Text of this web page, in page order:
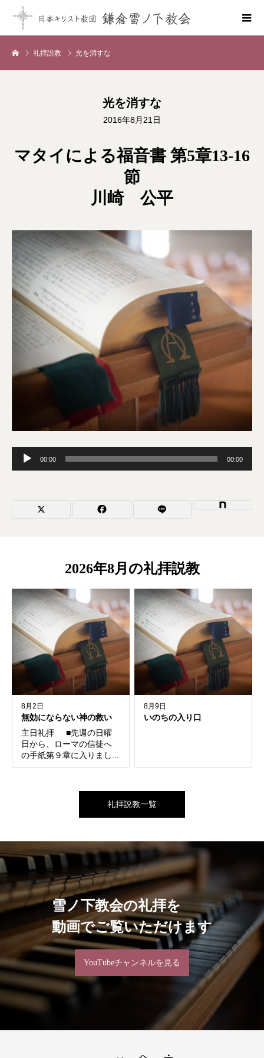
礼拝説教 光を消すな
光を消すな
2016年8月21日
マタイによる福音書 第5章13-16
節
川崎 公平
声
00:00 00:00
2026年8月の礼拝説教
8月2日
無効にならない神の救い
主日礼拝 ■先週の日曜
日から、ローマの信徒へ
の手紙第９章に入りまし...
8月9日
いのちの入り口
礼拝説教一覧
雪ノ下教会の礼拝を
動画でご覧いただけます
YouTubeチャンネルを見る